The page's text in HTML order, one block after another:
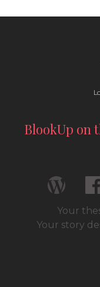
BlookUp on
Your
Your story